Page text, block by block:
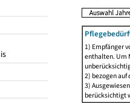
1) Empfänger
enthalten. Um
2) bezogen auf
3)
berücksichtigt